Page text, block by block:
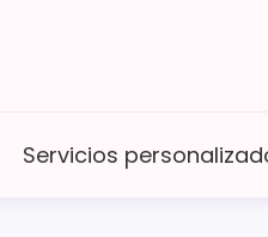
Servicios